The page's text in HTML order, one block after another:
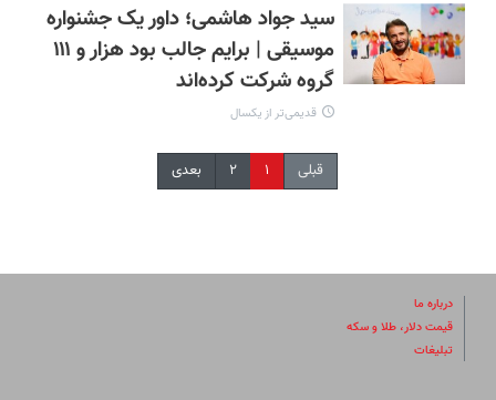
سید جواد هاشمی؛ داور یک جشنواره
موسیقی | برایم جالب بود هزار و ۱۱۱
گروه شرکت کرده‌اند
قدیمی‌تر از یکسال
قبلی ۱ ۲ بعدی
درباره ما
قیمت دلار، طلا و سکه
تبلیغات